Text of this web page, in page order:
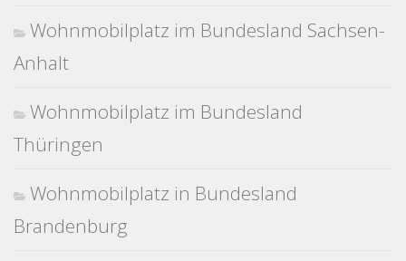
Wohnmobilplatz im Bundesland Sachsen-
Anhalt
Wohnmobilplatz im Bundesland
Thüringen
Wohnmobilplatz in Bundesland
Brandenburg